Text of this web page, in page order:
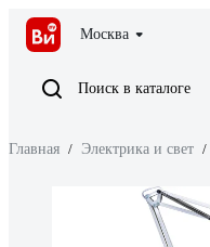
Москва
Поиск в каталоге
Главная / Электрика и свет /